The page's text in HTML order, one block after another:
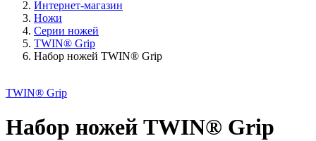
Интернет-магазин
Ножи
Серии ножей
TWIN® Grip
Набор ножей TWIN® Grip
TWIN® Grip
Набор ножей TWIN® Grip